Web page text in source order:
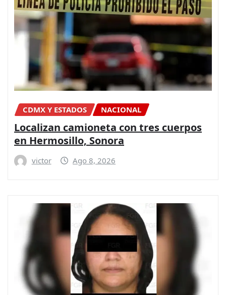
CDMX Y ESTADOS NACIONAL
Localizan camioneta con tres cuerpos
en Hermosillo, Sonora
victor Ago 8, 2026